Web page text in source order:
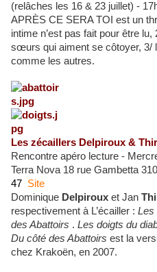
(relâches les 16 & 23 juillet) -
APRÈS CE SERA TOI est un
intime n’est pas fait pour être
sœurs qui aiment se côtoyer, 3/
comme les autres.
Les zécaillers Delpiroux &
Rencontre apéro lecture -
Terra Nova 18 rue Gambetta
47 Site
Dominique Delpiroux et Jan
respectivement à L’écailler : Les
des Abattoirs . Les doigts du
Du côté des Abattoirs est la
chez Krakoën, en 2007.